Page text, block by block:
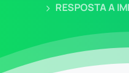
RESPOSTA A